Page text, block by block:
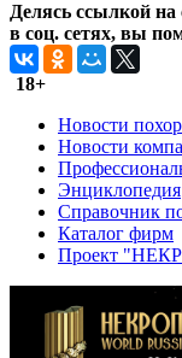
Делясь ссылкой на
в соц. сетях, вы
18+
Новости
Новости
Энциклопедия
Справочник
Каталог фирм
Проект